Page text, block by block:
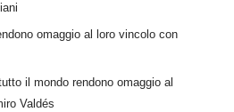
omaggio al loro vincolo con
il mondo rendono omaggio al
Valdés